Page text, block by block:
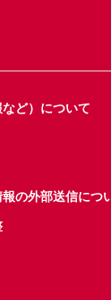
ど）について
の外部送信につ